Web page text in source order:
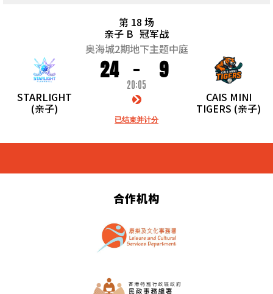
第 18 场
亲子 B 冠军战
奥海城2期地下主题中庭
STARLIGHT
(亲子)
24 9
20:05
已结束并计分
CAIS MINI
TIGERS (亲子)
合作机构